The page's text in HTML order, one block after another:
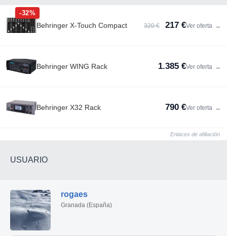
-32%
Behringer X-Touch Compact 320 € 217 €Ver oferta →
Behringer WING Rack 1.385 €Ver oferta →
Behringer X32 Rack 790 €Ver oferta →
Enlaces de afiliación
USUARIO
rogaes
Granada (España)